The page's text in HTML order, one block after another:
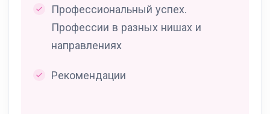
Профессиональный успех.
Профессии в разных нишах и
направлениях
Рекомендации